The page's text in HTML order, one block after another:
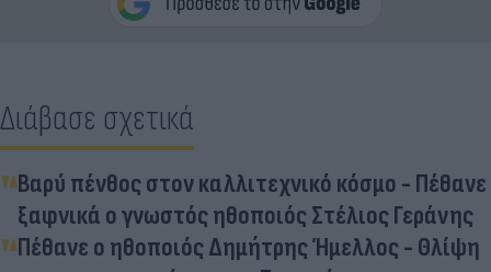
Διάβασε σχετικά
Βαρύ πένθος στον καλλιτεχνικό κόσμο - Πέθανε
ξαφνικά ο γνωστός ηθοποιός Στέλιος Γεράνης
Πέθανε ο ηθοποιός Δημήτρης Ήμελλος - Θλίψη